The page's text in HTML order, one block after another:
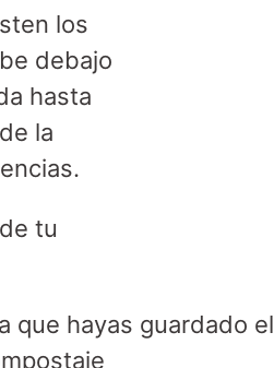
los
debajo
hasta
la
tu
que hayas guardado el